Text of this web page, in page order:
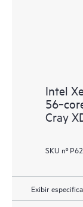
Intel
Cray
SKU nº
Exibir